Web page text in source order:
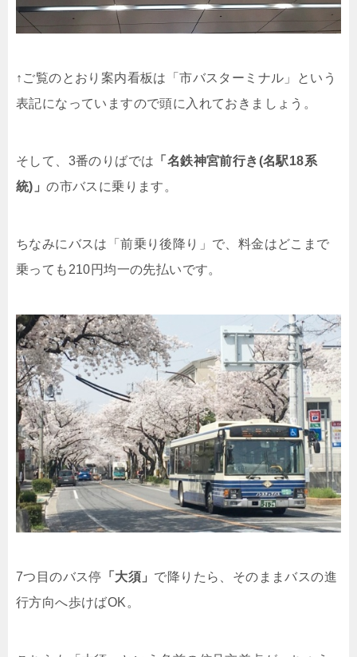
↑ご覧のとおり案内看板は「市バスターミナル」という
表記になっていますので頭に入れておきましょう。
そして、3番のりばでは 「名鉄神宮前行き(名駅18系
統)」の市バスに乗ります。
ちなみにバスは「前乗り後降り」で、料金はどこまで
乗っても210円均一の先払いです。
7つ目のバス停 「大須」 で降りたら、そのままバスの進
行方向へ歩けばOK。